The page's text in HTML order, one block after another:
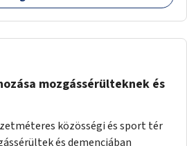
mozgássérülteknek és
közösségi és sport tér
és demenciában